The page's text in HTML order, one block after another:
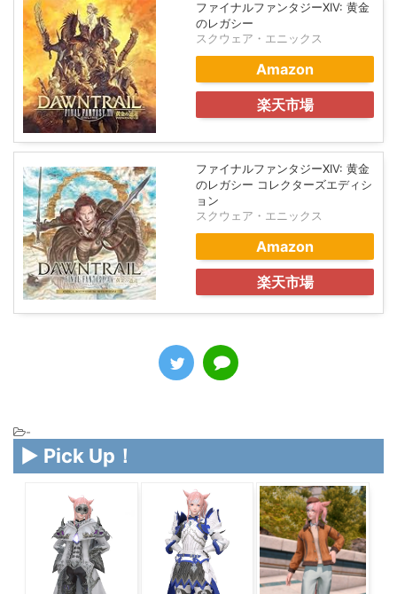
ファイナルファンタジーXIV: 黄金
のレガシー
スクウェア・エニックス
Amazon
楽天市場
ファイナルファンタジーXIV: 黄金
のレガシー コレクターズエディシ
ョン
スクウェア・エニックス
Amazon
楽天市場
-
▶ Pick Up！